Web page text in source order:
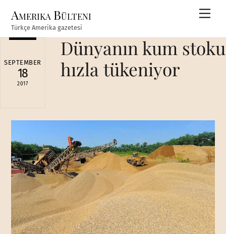
content
Amerika Bülteni
Türkçe Amerika gazetesi
SEPTEMBER
18
2017
Dünyanın kum stoku
hızla tükeniyor